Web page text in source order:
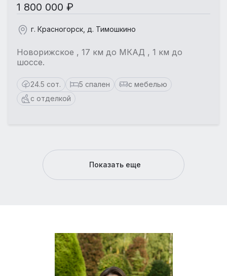
1 800 000 ₽
г. Красногорск, д. Тимошкино
Новорижское , 17 км до МКАД , 1 км до
шоссе.
24.5 сот. 5 спален
с мебелью
с отделкой
Показать еще